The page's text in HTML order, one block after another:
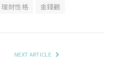
理財性格 金錢觀
NEXT ARTICLE